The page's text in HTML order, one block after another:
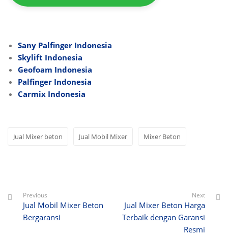
Sany Palfinger Indonesia
Skylift Indonesia
Geofoam Indonesia
Palfinger Indonesia
Carmix Indonesia
Jual Mixer beton Jual Mobil Mixer Mixer Beton
Previous
Jual Mobil Mixer Beton
Bergaransi
Next
Jual Mixer Beton Harga
Terbaik dengan Garansi
Resmi